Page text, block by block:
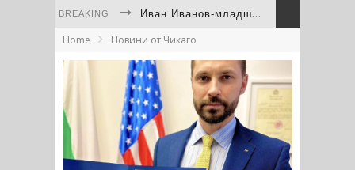
BREAKING
Иван Иванов-младши остана на крачка от световния медал при дебюта си
Непобедимата Дакота Дичева се завърна триумфално в PFL
Home Новини от Чикаго